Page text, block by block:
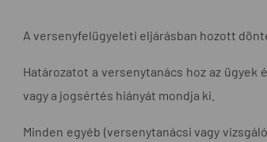
A versenyfelügyeleti eljárásban hozott
Határozatot a versenytanács hoz az
vagy a jogsértés hiányát mondja ki.
Minden egyéb (versenytanácsi vagy